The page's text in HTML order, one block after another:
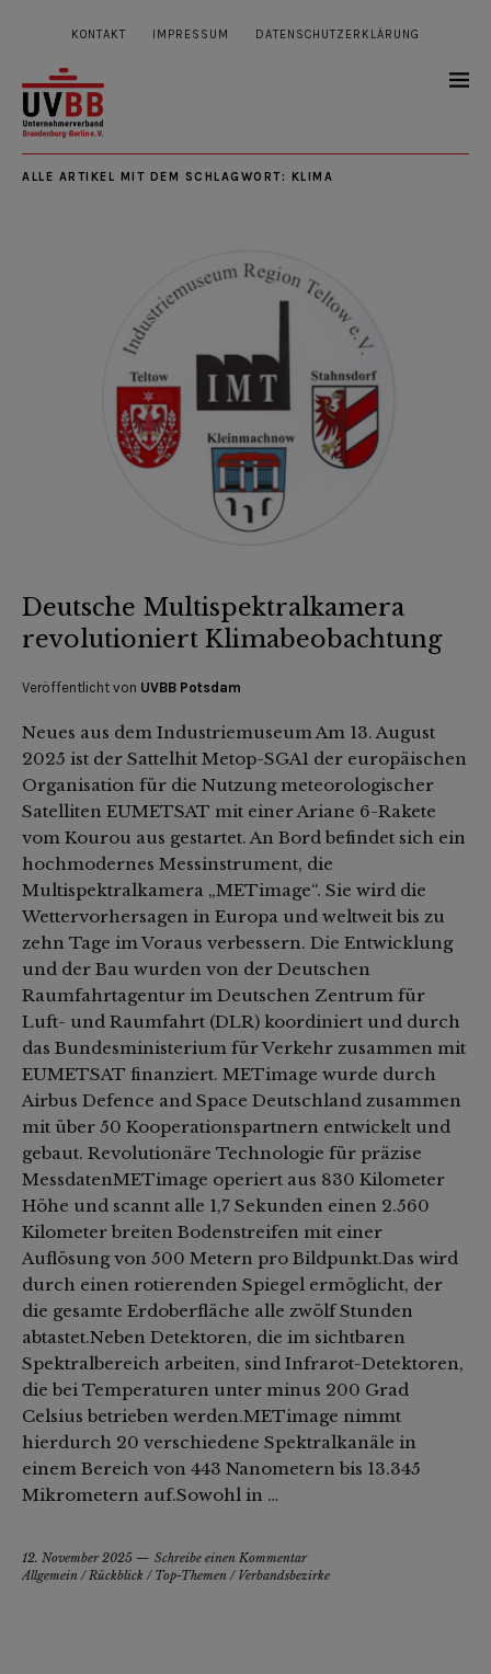
KONTAKT IMPRESSUM DATENSCHUTZERKLÄRUNG
ALLE ARTIKEL MIT DEM SCHLAGWORT: KLIMA
Deutsche Multispektralkamera
revolutioniert Klimabeobachtung
Veröffentlicht von UVBB Potsdam
Neues aus dem Industriemuseum Am 13. August
2025 ist der Sattelhit Metop-SGA1 der europäischen
Organisation für die Nutzung meteorologischer
Satelliten EUMETSAT mit einer Ariane 6-Rakete
vom Kourou aus gestartet. An Bord befindet sich ein
hochmodernes Messinstrument, die
Multispektralkamera „METimage“. Sie wird die
Wettervorhersagen in Europa und weltweit bis zu
zehn Tage im Voraus verbessern. Die Entwicklung
und der Bau wurden von der Deutschen
Raumfahrtagentur im Deutschen Zentrum für
Luft- und Raumfahrt (DLR) koordiniert und durch
das Bundesministerium für Verkehr zusammen mit
EUMETSAT finanziert. METimage wurde durch
Airbus Defence and Space Deutschland zusammen
mit über 50 Kooperationspartnern entwickelt und
gebaut. Revolutionäre Technologie für präzise
MessdatenMETimage operiert aus 830 Kilometer
Höhe und scannt alle 1,7 Sekunden einen 2.560
Kilometer breiten Bodenstreifen mit einer
Auflösung von 500 Metern pro Bildpunkt.Das wird
durch einen rotierenden Spiegel ermöglicht, der
die gesamte Erdoberfläche alle zwölf Stunden
abtastet.Neben Detektoren, die im sichtbaren
Spektralbereich arbeiten, sind Infrarot-Detektoren,
die bei Temperaturen unter minus 200 Grad
Celsius betrieben werden.METimage nimmt
hierdurch 20 verschiedene Spektralkanäle in
einem Bereich von 443 Nanometern bis 13.345
Mikrometern auf.Sowohl in …
12. November 2025
Schreibe einen Kommentar
Allgemein /Rückblick / Top-Themen / Verbandsbezirke